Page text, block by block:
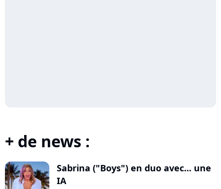
+ de news :
Sabrina ("Boys") en duo avec... une
IA